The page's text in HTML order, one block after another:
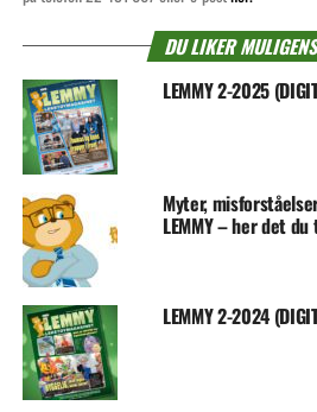
DU LIKER
LEMMY 2-2025
Myter,
LEMMY – her det
LEMMY 2-2024